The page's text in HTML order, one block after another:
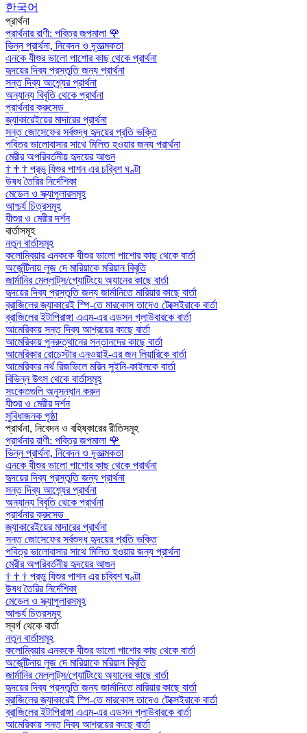
한국어
প্রার্থনা
প্রার্থনার রাণী: পবিত্র জপমালা 🌹
ভিন্ন প্রার্থনা, নিবেদন ও দূতাত্মকতা
এনকে যীশুর ভালো পাশোর কাছ থেকে প্রার্থনা
হৃদয়ের দিব্য প্রস্তুতি জন্য প্রার্থনা
সন্ত দিব্য আশ্র্যের প্রার্থনা
অন্যান্য বিবৃতি থেকে প্রার্থনা
প্রার্থনার ক্রুসেড
জ্যাকারেইয়ের মাদারের প্রার্থনা
সন্ত জোসেফের সর্বশুদ্ধ হৃদয়ের প্রতি ভক্তি
পবিত্র ভালোবাসার সাথে মিলিত হওয়ার জন্য প্রার্থনা
মেরীর অপরিবর্তনীয় হৃদয়ের আগুন
† † † প্রভু যিশুর পাশন এর চব্বিশ ঘণ্টা
উষধ তৈরির নির্দেশিকা
মেডেল ও স্ক্যাপুলারসমূহ
আশ্চর্য চিত্রসমূহ
যীশুর ও মেরীর দর্শন
বার্তাসমূহ
নতুন বার্তাসমূহ
কলোম্বিয়ার এনককে যীশুর ভালো পাশোর কাছ থেকে বার্তা
অর্জেন্টিনায় লুজ দে মারিয়াকে মরিয়ান বিবৃতি
জার্মানির মেল্লাট্‌স/গ্যোটিংয়ে অ্যানের কাছে বার্তা
হৃদয়ের দিব্য প্রস্তুতি জন্য জার্মানিতে মারিয়ার কাছে বার্তা
ব্রাজিলের জ্যাকারেই স্পি-তে মারকোস তাদেও টেক্সেইরাকে বার্তা
ব্রাজিলের ইটাপিরাঙ্গা এএম-এর এডসন গ্লাউবারকে বার্তা
আমেরিকায় সন্ত দিব্য আশ্রয়ের কাছে বার্তা
আমেরিকায় পুনরুত্থানের সন্তানদের কাছে বার্তা
আমেরিকার রোচেস্টার এনওয়াই-এর জন লিয়ারিকে বার্তা
আমেরিকার নর্থ রিজভিলে মরিন সুইনি-কাইলকে বার্তা
বিভিন্ন উৎস থেকে বার্তাসমূহ
সংকেতগুলি অনুসন্ধান করুন
যীশুর ও মেরীর দর্শন
সুবিধাজনক পৃষ্ঠা
প্রার্থনা, নিবেদন ও বহিষ্কারের রীতিসমূহ
প্রার্থনার রাণী: পবিত্র জপমালা 🌹
ভিন্ন প্রার্থনা, নিবেদন ও দূতাত্মকতা
এনকে যীশুর ভালো পাশোর কাছ থেকে প্রার্থনা
হৃদয়ের দিব্য প্রস্তুতি জন্য প্রার্থনা
সন্ত দিব্য আশ্র্যের প্রার্থনা
অন্যান্য বিবৃতি থেকে প্রার্থনা
প্রার্থনার ক্রুসেড
জ্যাকারেইয়ের মাদারের প্রার্থনা
সন্ত জোসেফের সর্বশুদ্ধ হৃদয়ের প্রতি ভক্তি
পবিত্র ভালোবাসার সাথে মিলিত হওয়ার জন্য প্রার্থনা
মেরীর অপরিবর্তনীয় হৃদয়ের আগুন
† † † প্রভু যিশুর পাশন এর চব্বিশ ঘণ্টা
উষধ তৈরির নির্দেশিকা
মেডেল ও স্ক্যাপুলারসমূহ
আশ্চর্য চিত্রসমূহ
স্বর্গ থেকে বার্তা
নতুন বার্তাসমূহ
কলোম্বিয়ার এনককে যীশুর ভালো পাশোর কাছ থেকে বার্তা
অর্জেন্টিনায় লুজ দে মারিয়াকে মরিয়ান বিবৃতি
জার্মানির মেল্লাট্‌স/গ্যোটিংয়ে অ্যানের কাছে বার্তা
হৃদয়ের দিব্য প্রস্তুতি জন্য জার্মানিতে মারিয়ার কাছে বার্তা
ব্রাজিলের জ্যাকারেই স্পি-তে মারকোস তাদেও টেক্সেইরাকে বার্তা
ব্রাজিলের ইটাপিরাঙ্গা এএম-এর এডসন গ্লাউবারকে বার্তা
আমেরিকায় সন্ত দিব্য আশ্রয়ের কাছে বার্তা